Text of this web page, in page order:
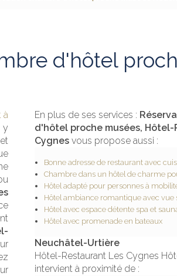
d'hôtel
à
y
En plus de ses services :
d'hôtel proche musées,
Cygnesvous propose aussi :
Bonne adresse de restaurant avec
Chambre dans un hôtel de charme
Hôtel adapté pour personnes à
Hôtel ambiance romantique avec vue
Hôtel avec espace détente spa et
Hôtel avec promenade en bateaux
Neuchâtel-Urtière
Hôtel-Restaurant Les Cygnes
intervient à proximité de :